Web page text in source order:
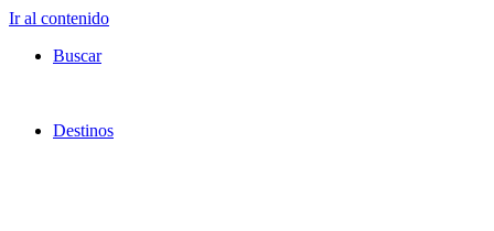
Ir al contenido
Buscar
Destinos